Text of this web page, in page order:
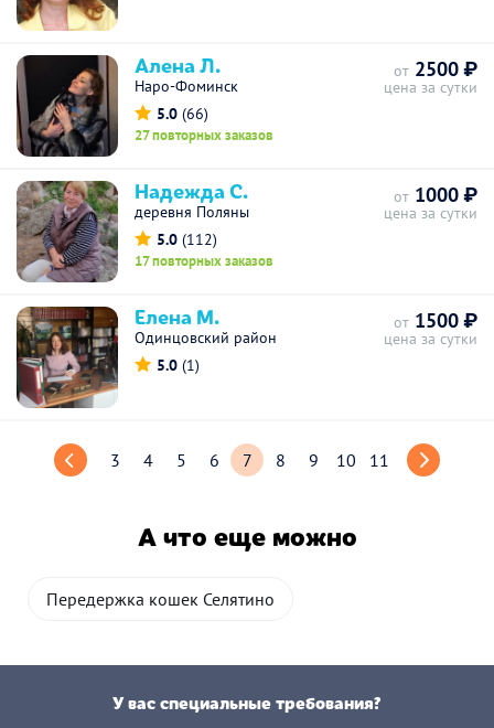
Алена Л.
Наро-Фоминск
5.0 (66)
27 повторных заказов
от 2500 ₽
цена за сутки
Надежда С.
деревня Поляны
5.0 (112)
17 повторных заказов
от 1000 ₽
цена за сутки
Елена М.
Одинцовский район
5.0 (1)
от 1500 ₽
цена за сутки
3 4 5 6 7 8 9 10 11
А что еще можно
Передержка кошек Селятино
У вас специальные требования?